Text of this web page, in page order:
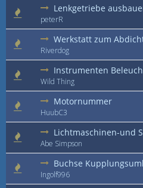
Lenkgetriebe
peterR
Werkstatt zum
Riverdog
Instrumenten
Wild Thing
Motornummer
HuubC3
Lichtmaschinen-und
Abe Simpson
Buchse
Ingolf996